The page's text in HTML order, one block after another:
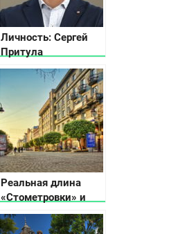
Личность: Сергей
Притула
Реальная длина
«Стометровки» и
другие секреты
самой популярной